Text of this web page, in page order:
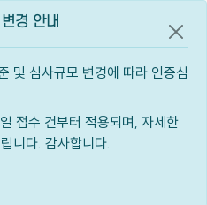
경 안내
및 심사규모 변경에 따라 인증심
접수 건부터 적용되며, 자세한
니다. 감사합니다.
공지